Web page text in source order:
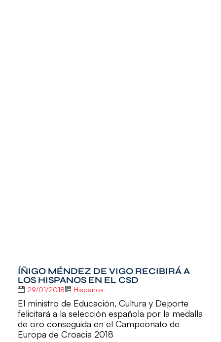
ÍÑIGO MÉNDEZ DE VIGO RECIBIRÁ A
LOS HISPANOS EN EL CSD
29/01/2018 Hispanos
El ministro de Educación, Cultura y Deporte
felicitará a la selección española por la medalla
de oro conseguida en el Campeonato de
Europa de Croacia 2018